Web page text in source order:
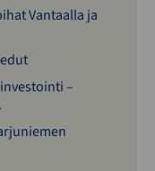
Vantaalla ja
–